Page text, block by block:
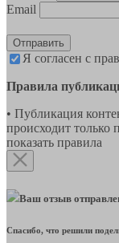
Email
Отправить
Я согласен с
Правила
• Публикация
происходит только
показать правила
Ваш отзыв
Спасибо, что решили